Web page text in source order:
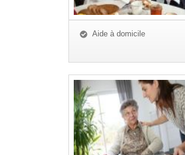
Aide à domicile